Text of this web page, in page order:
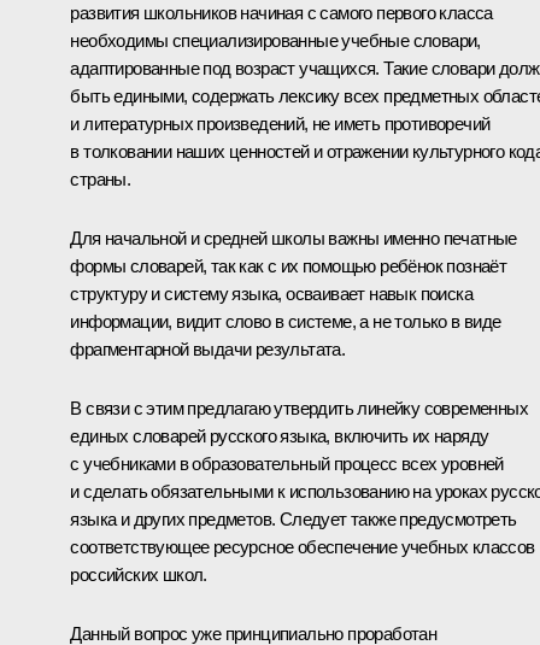
развития школьников начиная с самого первого класса
необходимы специализированные учебные словари,
адаптированные под возраст учащихся. Такие словари
быть едиными, содержать лексику всех предметных
и литературных произведений, не иметь противоречий
в толковании наших ценностей и отражении культурного
страны.
Для начальной и средней школы важны именно печатные
формы словарей, так как с их помощью ребёнок познаёт
структуру и систему языка, осваивает навык поиска
информации, видит слово в системе, а не только в виде
фрагментарной выдачи результата.
В связи с этим предлагаю утвердить линейку современных
единых словарей русского языка, включить их наряду
с учебниками в образовательный процесс всех уровней
и сделать обязательными к использованию на уроках
языка и других предметов. Следует также предусмотреть
соответствующее ресурсное обеспечение учебных классов
российских школ.
Данный вопрос уже принципиально проработан